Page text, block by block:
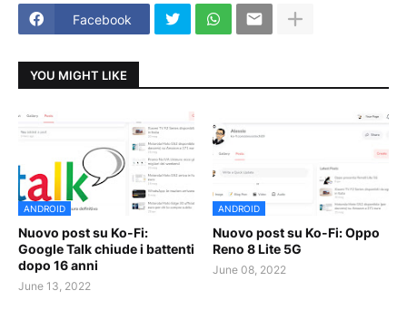
Facebook
YOU MIGHT LIKE
ANDROID
Nuovo post su Ko-Fi:
Google Talk chiude i battenti
dopo 16 anni
June 13, 2022
ANDROID
Nuovo post su Ko-Fi: Oppo
Reno 8 Lite 5G
June 08, 2022